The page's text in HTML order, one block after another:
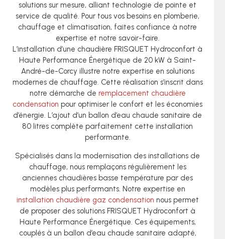
solutions sur mesure, alliant technologie de pointe et
service de qualité. Pour tous vos besoins en plomberie,
chauffage et climatisation, faites confiance à notre
expertise et notre savoir-faire.
L’installation d’une chaudière FRISQUET Hydroconfort à
Haute Performance Énergétique de 20 kW à Saint-
André-de-Corcy illustre notre expertise en solutions
modernes de chauffage. Cette réalisation s’inscrit dans
notre démarche de remplacement chaudière
condensation pour optimiser le confort et les économies
d’énergie. L’ajout d’un ballon d’eau chaude sanitaire de
80 litres complète parfaitement cette installation
performante.
Spécialisés dans la modernisation des installations de
chauffage, nous remplaçons régulièrement les
anciennes chaudières basse température par des
modèles plus performants. Notre expertise en
installation chaudière gaz condensation nous permet
de proposer des solutions FRISQUET Hydroconfort à
Haute Performance Énergétique. Ces équipements,
couplés à un ballon d’eau chaude sanitaire adapté,